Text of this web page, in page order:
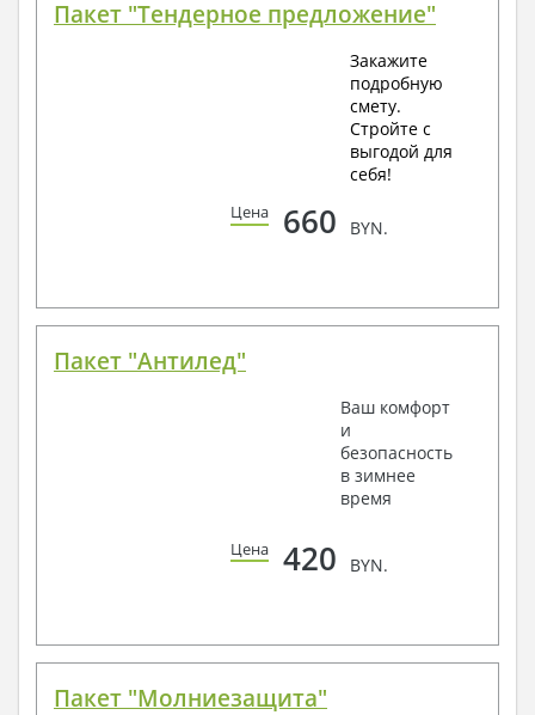
Пакет "Тендерное предложение"
Закажите
подробную
смету.
Стройте с
выгодой для
себя!
Цена 660 BYN.
Пакет "Антилед"
Ваш комфорт
и
безопасность
в зимнее
время
Цена 420 BYN.
Пакет "Молниезащита"